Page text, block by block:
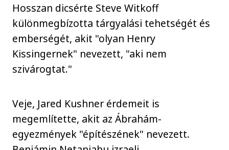
Hosszan dicsérte Steve Witkoff
különmegbízotta tárgyalási tehetségét és
emberségét, akit "olyan Henry
Kissingernek" nevezett, "aki nem
szivárogtat."
Veje, Jared Kushner érdemeit is
megemlítette, akit az Ábrahám-
egyezmények "építészének" nevezett.